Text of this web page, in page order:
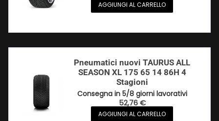
AGGIUNGI AL CARRELLO
Pneumatici nuovi TAURUS ALL
SEASON XL 175 65 14 86H 4
Stagioni
Consegna in 5/8 giorni lavorativi
52,76€
AGGIUNGI AL CARRELLO